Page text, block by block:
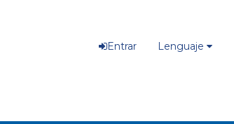
Entrar Lenguaje